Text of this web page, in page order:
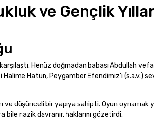
ve Gençlik
Henüz doğmadan babası Abdullah
Halime Hatun, Peygamber Efendimiz'i (s.a.v.)
ve düşünceli bir yapıya sahipti. Oyun oynamak
nazik davranır, haklarını gözetirdi.